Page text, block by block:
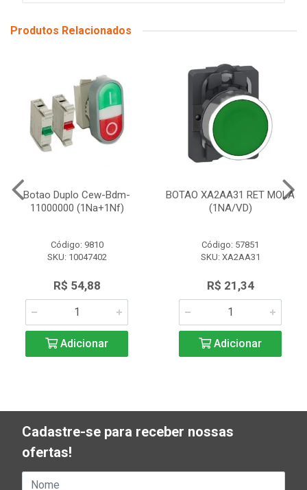
Produtos Relacionados
Botao Duplo Cew-Bdm-
11000000 (1Na+1Nf)
Código: 9810
SKU: 10047402
R$ 54,88
Adicionar
BOTAO XA2AA31 RET MOLA
(1NA/VD)
Código: 57851
SKU: XA2AA31
R$ 21,34
Adicionar
Cadastre-se para receber nossas
ofertas!